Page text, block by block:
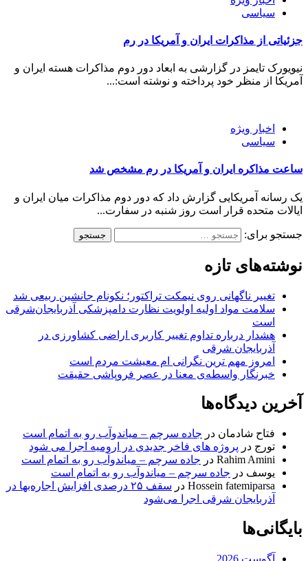
سیاسی
جزئیاتی از مذاکرات ایران و آمریکا در رم
نیویورک تایمز در گزارشی به ابعاد دور دوم مذاکرات هسته ایران و
آمریکا از منظر خود پرداخته و نوشته است:...
اخبار ویژه
سیاسی
ساعت مذاکره ایران و آمریکا در رم مشخص شد
یک رسانه آمریکایی گزارش داد که دور دوم مذاکرات میان ایران و
ایالات متحده قرار است روز شنبه در سفارت...
جستجو برای:
نوشته‌های تازه
تغییر ناگهانی روی نیمکت تراکتور؛ نکونام جانشین ربیعی شد
سلامت مواد اولیه اولویت نظارت دامپزشکی آذربایجان‌شرقی
است
هشدار درباره تداوم تغییر کاربری اراضی کشاورزی در
آذربایجان شرقی
امروز مهم‌ ترین نگرانی‌ ام معیشت مردم است
خبرنگار واسطه‌ی معنا در عصر فروپاشی حقیقت
آخرین دیدگاه‌ها
فتاح شادمان در جاده سرچم – میاندوآب رو به اتمام است
تورج در پروژه های فاخر جدیدی در ارومیه اجرا می شود
Rahim Amini در جاده سرچم – میاندوآب رو به اتمام است
یوسف در جاده سرچم – میاندوآب رو به اتمام است
Hossein fatemiparsa در
سقف ۲۵ درصدی افزایش اجاره‌بها در
آذربایجان شرقی اجرا می‌شود
بایگانی‌ها